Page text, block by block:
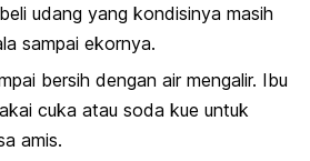
udang yang kondisinya masih
sampai ekornya.
bersih dengan air mengalir. Ibu
cuka atau soda kue untuk
amis.